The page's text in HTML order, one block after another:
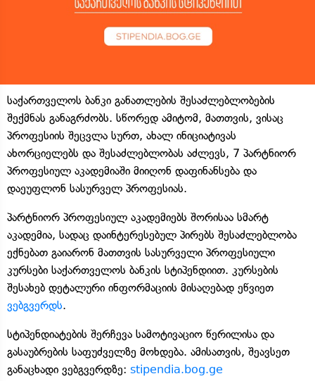
საქართველოს ბანკი განათლების შესაძლებლობების
შექმნას განაგრძობს. სწორედ ამიტომ, მათთვის, ვისაც
პროფესიის შეცვლა სურთ, ახალ ინიციატივას
ახორციელებს და შესაძლებლობას აძლევს, 7 პარტნიორ
პროფესიულ აკადემიაში მიიღონ დაფინანსება და
დაეუფლონ სასურველ პროფესიას.
პარტნიორ პროფესიულ აკადემიებს შორისაა სმარტ
აკადემია, სადაც დაინტერესებულ პირებს შესაძლებლობა
ექნებათ გაიარონ მათთვის სასურველი პროფესიული
კურსები საქართველოს ბანკის სტიპენდიით. კურსების
შესახებ დეტალური ინფორმაციის მისაღებად ეწვიეთ
ვებგვერდს.
სტიპენდიატების შერჩევა სამოტივაციო წერილისა და
გასაუბრების საფუძველზე მოხდება. ამისათვის, შეავსეთ
განაცხადი ვებგვერდზე: stipendia.bog.ge